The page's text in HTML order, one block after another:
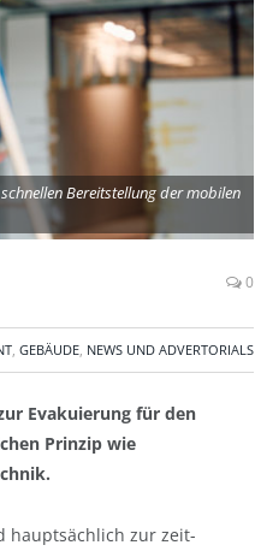
Bereitstellung der mobilen
0
, GEBÄUDE, NEWS UND ADVERTORIALS
Evakuierung für den
Prinzip wie
hauptsächlich zur zeit-